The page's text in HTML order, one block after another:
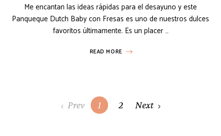
Me encantan las ideas rápidas para el desayuno y este
Panqueque Dutch Baby con Fresas es uno de nuestros dulces
favoritos últimamente. Es un placer …
READ MORE
Prev 1 2 Next